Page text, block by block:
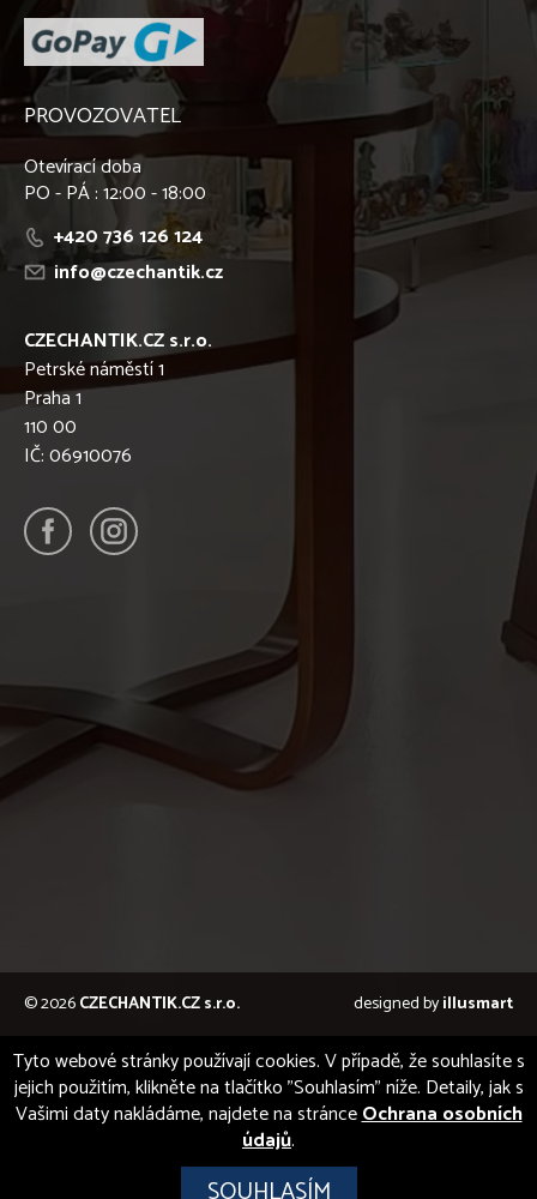
PROVOZOVATEL
Otevírací doba
PO - PÁ : 12:00 - 18:00
+420 736 126 124
info@czechantik.cz
CZECHANTIK.CZ s.r.o.
Petrské náměstí 1
Praha 1
110 00
IČ: 06910076
© 2026CZECHANTIK.CZ s.r.o. designed byillusmart
Tyto webové stránky používají cookies. V případě, že souhlasíte s
jejich použitím, klikněte na tlačítko "Souhlasím" níže. Detaily, jak s
Vašimi daty nakládáme, najdete na stránceOchrana osobních
údajů.